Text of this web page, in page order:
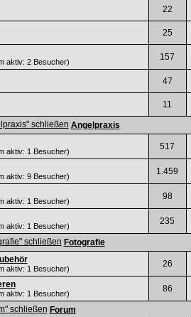
22
25
aktiv: 2 Besucher) 157
47
11
Angelpraxis
aktiv: 1 Besucher) 517
aktiv: 9 Besucher) 1.459
aktiv: 1 Besucher) 98
aktiv: 1 Besucher) 235
Fotografie
aktiv: 1 Besucher) 26
aktiv: 1 Besucher) 86
Forum